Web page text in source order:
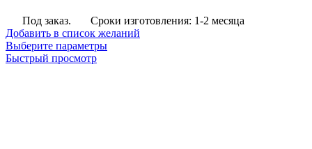
Под заказ.
Сроки изготовления: 1-2 месяца
Добавить в список желаний
Выберите параметрыЭтот
Быстрый просмотр